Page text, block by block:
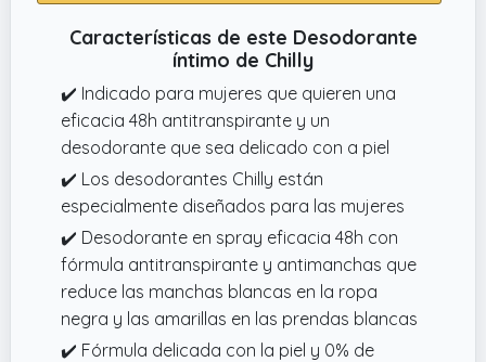
Características de este Desodorante
íntimo de Chilly
✔️ Indicado para mujeres que quieren una
eficacia 48h antitranspirante y un
desodorante que sea delicado con a piel
✔️ Los desodorantes Chilly están
especialmente diseñados para las mujeres
✔️ Desodorante en spray eficacia 48h con
fórmula antitranspirante y antimanchas que
reduce las manchas blancas en la ropa
negra y las amarillas en las prendas blancas
✔️ Fórmula delicada con la piel y 0% de